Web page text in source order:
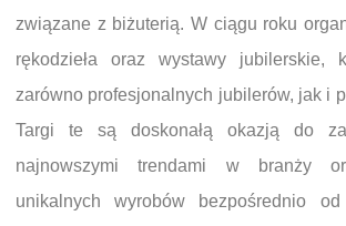
związane z biżuterią. W ciągu roku
rękodzieła oraz wystawy jubilerskie,
zarówno profesjonalnych jubilerów, jak i
Targi te są doskonałą okazją do
najnowszymi trendami w branży
unikalnych wyrobów bezpośrednio